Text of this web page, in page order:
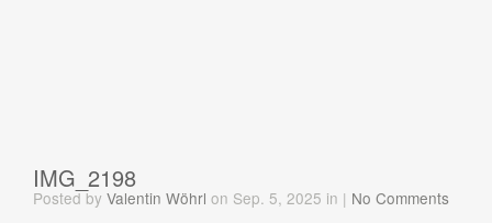
IMG_2198
Postedby Valentin Wöhrl on Sep. 5, 2025 in | No Comments